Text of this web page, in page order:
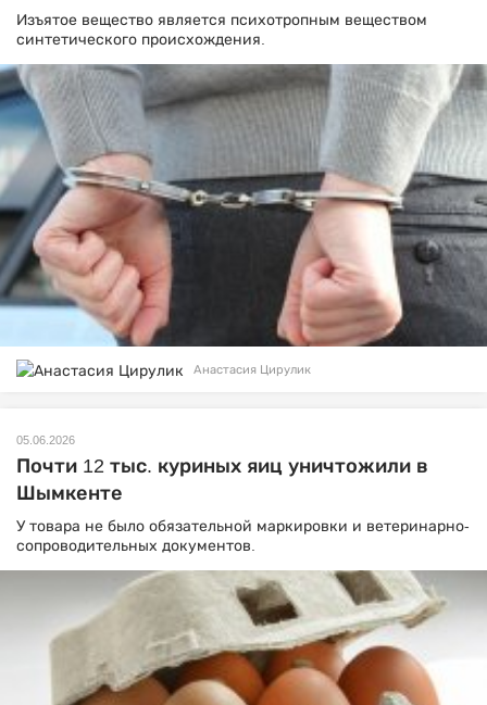
Изъятое вещество является психотропным веществом
синтетического происхождения.
Анастасия Цирулик
05.06.2026
Почти 12 тыс. куриных яиц уничтожили в
Шымкенте
У товара не было обязательной маркировки и ветеринарно-
сопроводительных документов.